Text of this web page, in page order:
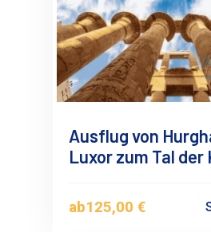
Ausflug von
Luxor zum Tal der
ab125,00 €